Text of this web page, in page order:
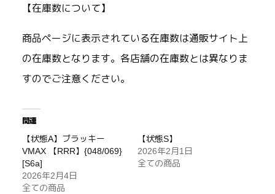
【在庫数について】
商品ページに表示されている在庫数は通販サイト上
の在庫数となります。各店舗の在庫数とは異なりま
すのでご注意ください。
関連
【状態A】ブラッキー
VMAX 【RRR】{048/069}
[S6a]
2026年2月4日
全ての商品
【状態S】
2026年2月1日
全ての商品